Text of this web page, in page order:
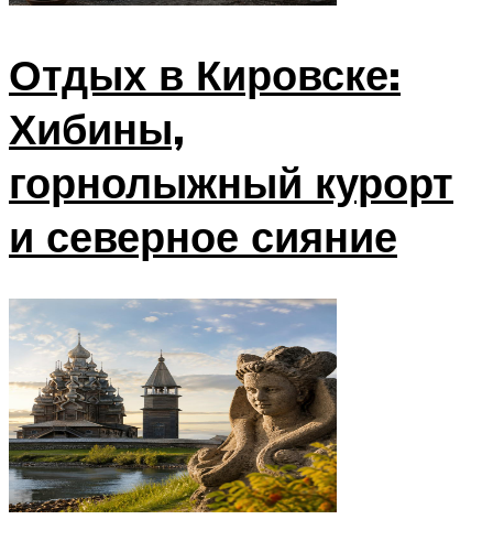
Отдых в Кировске:
Хибины,
горнолыжный курорт
и северное сияние